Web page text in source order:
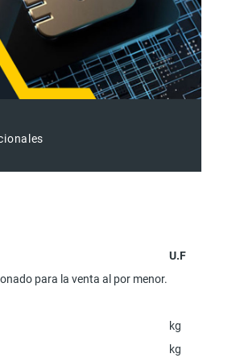
U.F
para la venta al por menor.
kg
kg